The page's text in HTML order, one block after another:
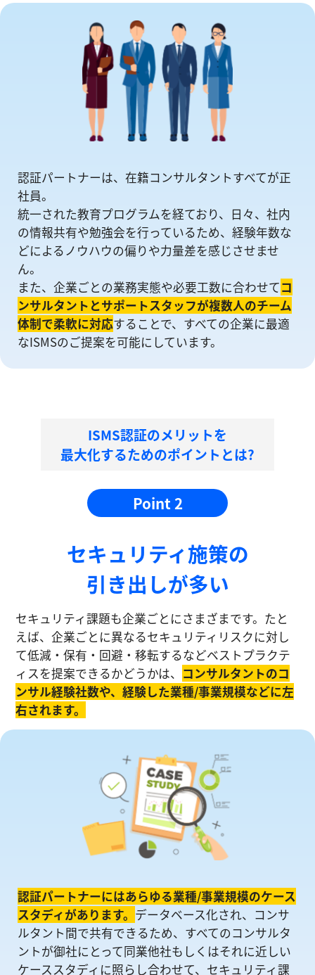
認証パートナーは、在籍コンサルタントすべてが正
社員。
統一された教育プログラムを経ており、日々、社内
の情報共有や勉強会を⾏っているため、経験年数な
どによるノウハウの偏りや⼒量差を感じさせませ
ん。
また、企業ごとの業務実態や必要工数に合わせてコ
ンサルタントとサポートスタッフが複数人のチーム
体制で柔軟に対応することで、すべての企業に最適
なISMSのご提案を可能にしています。
ISMS認証のメリットを
最大化するためのポイントとは?
Point 2
セキュリティ施策の
引き出しが多い
セキュリティ課題も企業ごとにさまざまです。たと
えば、企業ごとに異なるセキュリティリスクに対し
て低減・保有・回避・移転するなどベストプラクテ
ィスを提案できるかどうかは、 コンサルタントのコ
ンサル経験社数や、経験した業種/事業規模などに左
右されます。
認証パートナーにはあらゆる業種/事業規模のケース
スタディがあります。 データベース化され、コンサ
ルタント間で共有できるため、すべてのコンサルタ
ントが御社にとって同業他社もしくはそれに近しい
ケーススタディに照らし合わせて、セキュリティ課